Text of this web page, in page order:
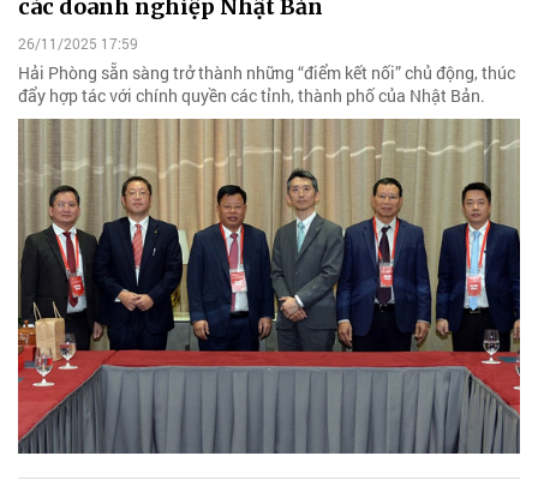
các doanh nghiệp Nhật Bản
26/11/2025 17:59
Hải Phòng sẵn sàng trở thành những “điểm kết nối” chủ động, thúc
đẩy hợp tác với chính quyền các tỉnh, thành phố của Nhật Bản.